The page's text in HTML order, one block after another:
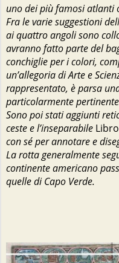
uno dei più famosi atlanti
Fra le varie suggestioni
ai quattro angoli sono
avranno fatto parte del
conchiglie per i colori,
un’allegoria di Arte e
rappresentato, è parsa
particolarmente
Sono poi stati aggiunti
ceste e l’inseparabile
con sé per annotare e
La rotta generalmente
continente americano
quelle di Capo Verde.